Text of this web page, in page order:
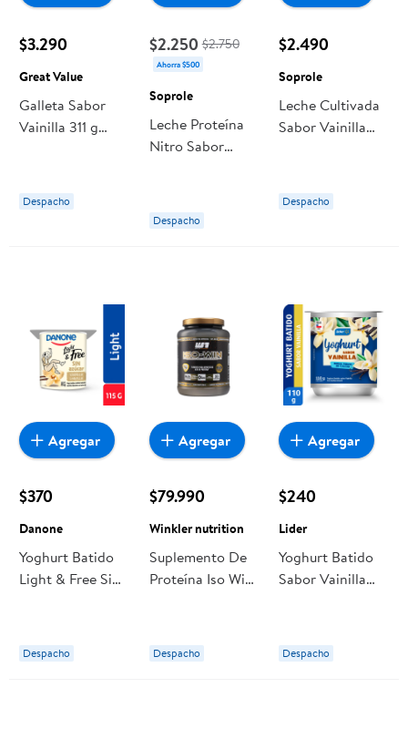
$3.290
Great Value
Galleta Sabor
Vainilla 311 g
Despacho
$2.250 $2.750
Ahorra $500
Soprole
Leche Proteína
Nitro Sabor
Despacho
$2.490
Soprole
Leche Cultivada
Sabor Vainilla
Despacho
$370
Danone
Yoghurt Batido
Light & Free Sin
g Danone
Despacho
Agregar
$79.990
Winkler nutrition
Suplemento De
Proteína Iso Win
nutrition
Despacho
Agregar
$240
Lider
Yoghurt Batido
Sabor Vainilla
Despacho
Agregar